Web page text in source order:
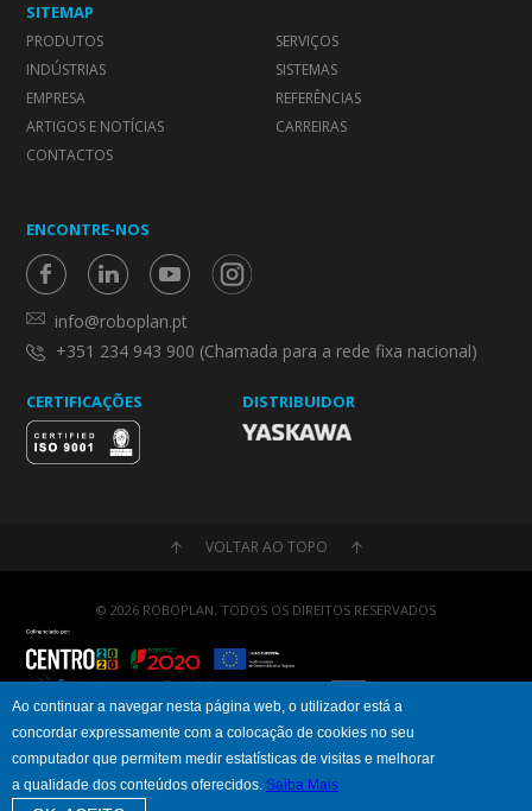
Ao continuar a navegar nesta página web, o utilizador está a
concordar expressamente com a colocação de cookies no seu
computador que permitem medir estatísticas de visitas e melhorar
a qualidade dos conteúdos oferecidos. Saiba Mais
SITEMAP
PRODUTOS
SERVIÇOS
INDÚSTRIAS
SISTEMAS
EMPRESA
REFERÊNCIAS
ARTIGOS E NOTÍCIAS
CARREIRAS
CONTACTOS
ENCONTRE-NOS
info@roboplan.pt
+351 234 943 900 (Chamada para a rede fixa nacional)
CERTIFICAÇÕES DISTRIBUIDOR
VOLTAR AO TOPO
© 2026 ROBOPLAN. TODOS OS DIREITOS RESERVADOS
Política de Privacidade
Política de Cookies